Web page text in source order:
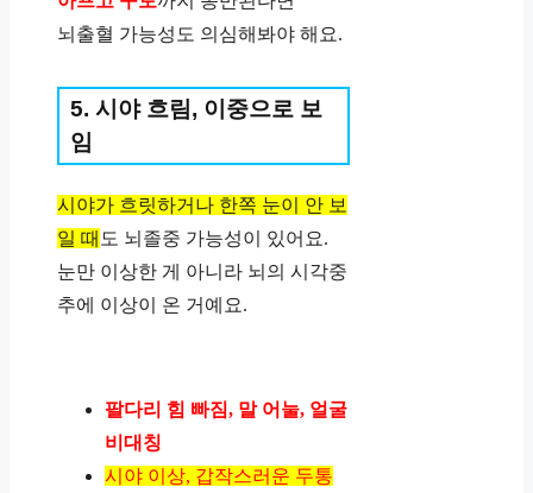
뇌출혈 가능성도 의심해봐야 해요.
5. 시야 흐림, 이중으로 보
임
시야가 흐릿하거나 한쪽 눈이 안 보
일 때 도 뇌졸중 가능성이 있어요.
눈만 이상한 게 아니라 뇌의 시각중
추에 이상이 온 거예요.
팔다리 힘 빠짐, 말 어눌, 얼굴
비대칭
시야 이상, 갑작스러운 두통